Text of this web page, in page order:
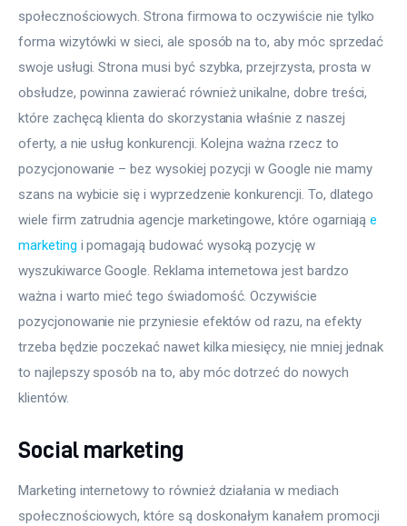
społecznościowych. Strona firmowa to oczywiście nie tylko
forma wizytówki w sieci, ale sposób na to, aby móc sprzedać
swoje usługi. Strona musi być szybka, przejrzysta, prosta w
obsłudze, powinna zawierać również unikalne, dobre treści,
które zachęcą klienta do skorzystania właśnie z naszej
oferty, a nie usług konkurencji. Kolejna ważna rzecz to
pozycjonowanie – bez wysokiej pozycji w Google nie mamy
szans na wybicie się i wyprzedzenie konkurencji. To, dlatego
wiele firm zatrudnia agencje marketingowe, które ogarniają e
marketing i pomagają budować wysoką pozycję w
wyszukiwarce Google. Reklama internetowa jest bardzo
ważna i warto mieć tego świadomość. Oczywiście
pozycjonowanie nie przyniesie efektów od razu, na efekty
trzeba będzie poczekać nawet kilka miesięcy, nie mniej jednak
to najlepszy sposób na to, aby móc dotrzeć do nowych
klientów.
Social marketing
Marketing internetowy to również działania w mediach
społecznościowych, które są doskonałym kanałem promocji